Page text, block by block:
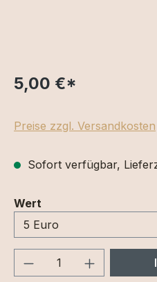
5,00 €*
Preise zzgl. Versandkosten
Sofort verfügbar,
Wert
Produkt Anzahl: